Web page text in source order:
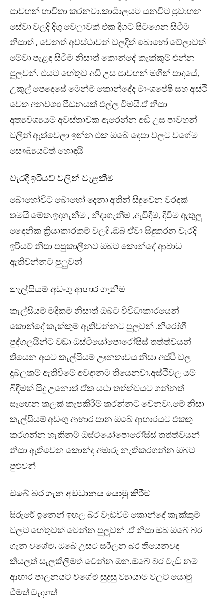
පාවහන් භාවිතා කරනවා.කාර්‍යාලයට යනවිට ප්‍රවාහන
සේවා වලදි දිගු වෙලාවක් එක දිගට සිටගෙන සිටීම
නිසාත් , වෙනත් අවස්ථාවන් වලදිත් බොහෝ වේලාවක්
මේවා පැළඳ සිටීම නිසාත් කොන්දේ කැක්කුම් එන්න
පුලුවන්. එයට හේතුව අඩි උස පාවහන් මගින් පාදයේ,
උකුල් පෙදෙසේ මෙන්ම කොන්දේද මාංශපේෂි සහ අස්ථි
වෙත අනවශ්‍ය පීඩනයක් එල්ල විමයි.ඒ නිසා
අත්‍යවශ්‍යයම අවස්තාවක ඇරෙන්න අඩි උස පාවහන්
වලින් ඈත්වෙලා ඉන්න එක ඔබේ දෙපා වලට වගේම
සෞඛ්‍යයටත් හොඳයි
වැරදි ඉරියව් වලින් වැළකීම
බොහෝවිට බොහෝ දෙනා අතින් සිදුවෙන වරදක්
තමයි මේක.ඉඳගැනීම , නිදාගැනීම ,ඇවිදීම, දිවීම ඇතුලු
දෛනික ක්‍රියාකාරකම් වලදි ,ඔබ ඒවා සිදුකරන වැරදි
ඉරියව් නිසා පසුකාලීනව ඔබට කොන්දේ ආබාධ
ඇතිවන්නට පුලුවන්
කැල්සියම් අඩංගු ආහාර ගැනීම
කැල්සියම් මදිකම නිසාත් ඔබට විවිධාකාරයෙන්
කොන්දේ කැක්කුම් ඇතිවන්නට පුලුවන් .නිරෝගී
පුද්ගලයින්ට වඩා ඔස්ටියෝපොරෝසිස් තත්ත්වයන්
තියෙන අයට කැල්සියම් ඌනතාවය නිසා අස්ථි වල
දුබලකම් ඇතිවීමේ අවදානම තියෙනවා.අස්ථිවල යම්
බිඳීමක් සිදු උනොත් ඒක යථා තත්ත්වයට ගන්නත්
සෑහෙන කලක් කැපකිරීම් කරන්නට වෙනවා.මේ නිසා
කැල්සියම් අඩංගු ආහාර පාන ඔබේ ආහාරයට එකතු
කරගන්න හැකිනම් ඔස්ටියෝපොරෝසිස් තත්ත්වයන්
නිසා ඇතිවෙන කොන්ද අමාරු නැතිකරගන්න ඔබට
පුළුවන්
ඔබේ බර ගැන අවධානය යොමු කිරීම
සිරුරේ ඉනෙන් ඉහල බර වැඩිවීම කොන්දේ කැක්කුම්
වලට හේතුවක් වෙන්න පුලුවන් .ඒ නිසා ඔබ ඔබේ බර
ගැන වගේම, ඔබේ උසට සරිලන බර තියෙනවද
කියලත් සැලකිලිමත් වෙන්න ඕන.ඔබේ බර වැඩි නම්
ආහාර පාලනයට වගේම සුදුසු ව්‍යායාම වලට යොමු
වීමත් වැදගත්